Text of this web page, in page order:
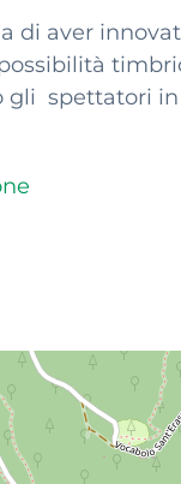
di aver
spettatori